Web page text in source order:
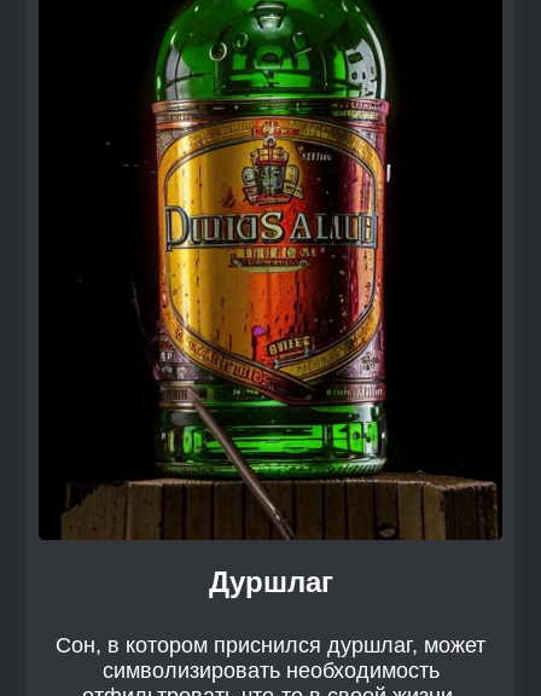
Дуршлаг
Сон, в котором приснился дуршлаг, может
символизировать необходимость